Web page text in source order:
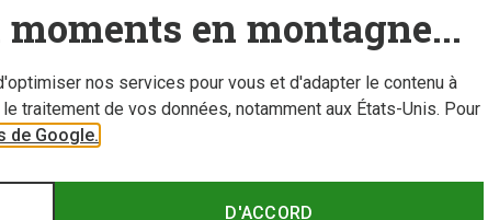
en montagne...
nos services pour vous et d'adapter le contenu à
traitement de vos données, notamment aux États-Unis. Pour
de Google.
D'ACCORD